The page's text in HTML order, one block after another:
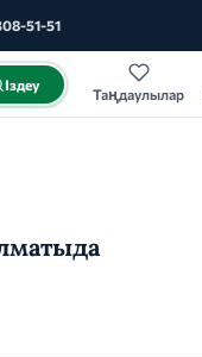
51-51
Іздеу
Таңдаулылар